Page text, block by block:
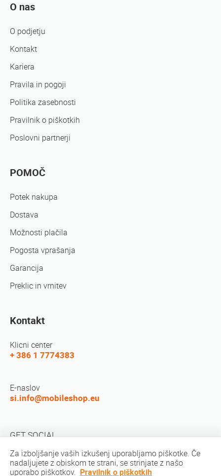
O nas
O podjetju
Kontakt
Kariera
Pravila in pogoji
Politika zasebnosti
Pravilnik o piškotkih
Poslovni partnerji
POMOČ
Potek nakupa
Dostava
Možnosti plačila
Pogosta vprašanja
Garancija
Preklic in vrnitev
Kontakt
Klicni center
+ 386 1 7774383
E-naslov
si.info@mobileshop.eu
GET SOCIAL
Za izboljšanje vaših izkušenj uporabljamo piškotke. Če
nadaljujete z obiskom te strani, se strinjate z našo
uporabo piškotkov. Pravilnik o piškotkih